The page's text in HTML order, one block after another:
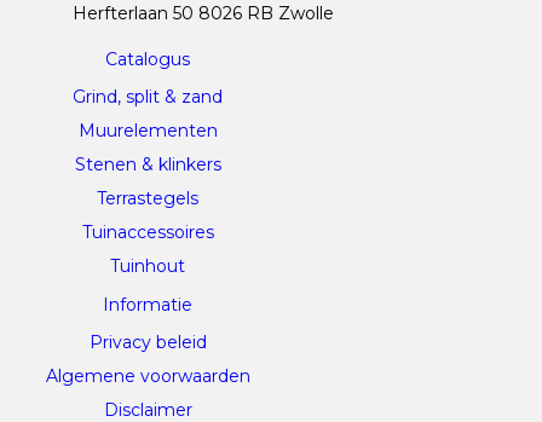
Herfterlaan 50 8026 RB Zwolle
Catalogus
Grind, split & zand
Muurelementen
Stenen & klinkers
Terrastegels
Tuinaccessoires
Tuinhout
Informatie
Privacy beleid
Algemene voorwaarden
Disclaimer